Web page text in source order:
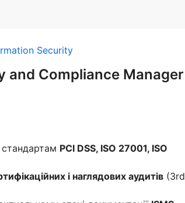
Security
and Compliance Manager
стандартам PCI DSS, ISO 27001, ISO
і наглядових аудитів (3rd